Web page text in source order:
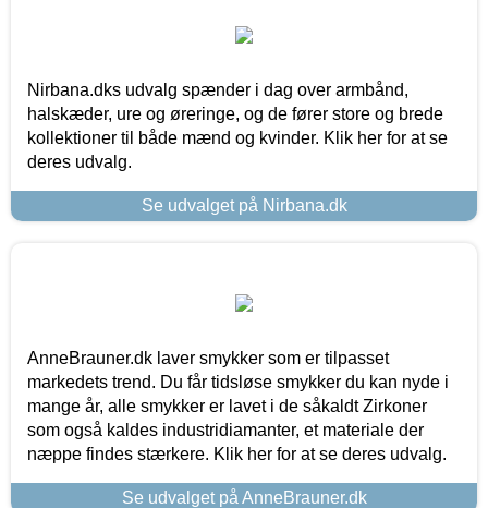
Nirbana.dks udvalg spænder i dag over armbånd,
halskæder, ure og øreringe, og de fører store og brede
kollektioner til både mænd og kvinder. Klik her for at se
deres udvalg.
Se udvalget på Nirbana.dk
AnneBrauner.dk laver smykker som er tilpasset
markedets trend. Du får tidsløse smykker du kan nyde i
mange år, alle smykker er lavet i de såkaldt Zirkoner
som også kaldes industridiamanter, et materiale der
næppe findes stærkere. Klik her for at se deres udvalg.
Se udvalget på AnneBrauner.dk